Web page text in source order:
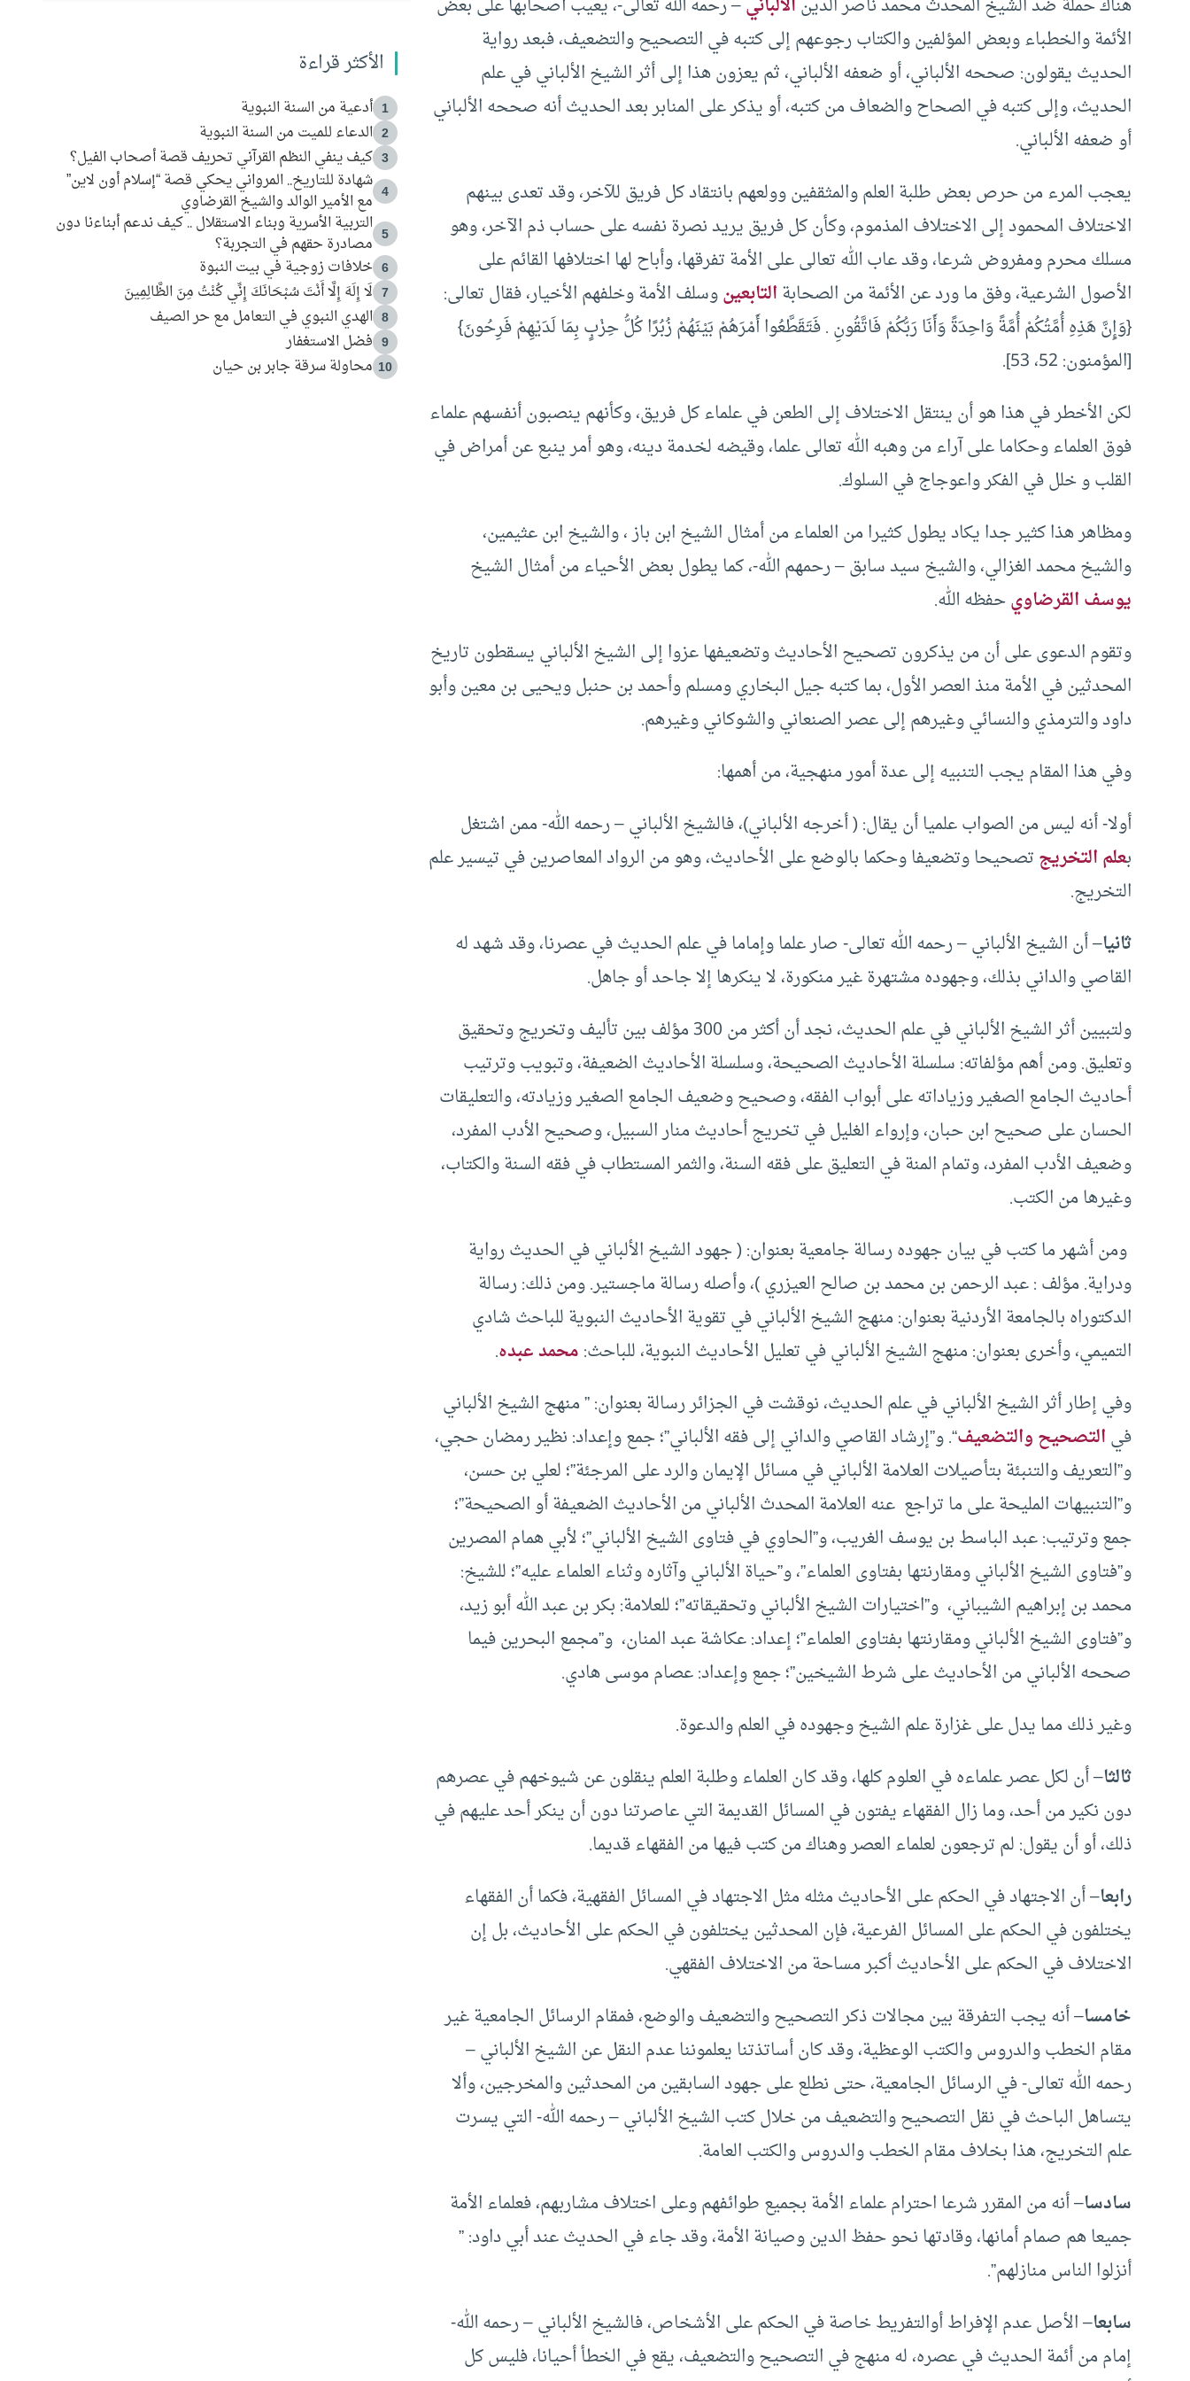
هناك حملة ضد الشيخ المحدث محمد ناصر الدينالألباني– رحمه الله تعالى-، يعيب أصحابها على بعض
الأئمة والخطباء وبعض المؤلفين والكتاب رجوعهم إلى كتبه في التصحيح والتضعيف، فبعد رواية
الحديث يقولون: صححه الألباني، أو ضعفه الألباني، ثم يعزون هذا إلى أثر الشيخ الألباني في علم
الحديث، وإلى كتبه في الصحاح والضعاف من كتبه، أو يذكر على المنابر بعد الحديث أنه صححه الألباني
أو ضعفه الألباني.
يعجب المرء من حرص بعض طلبة العلم والمثقفين وولعهم بانتقاد كل فريق للآخر، وقد تعدى بينهم
الاختلاف المحمود إلى الاختلاف المذموم، وكأن كل فريق يريد نصرة نفسه على حساب ذم الآخر، وهو
مسلك محرم ومفروض شرعا، وقد عاب الله تعالى على الأمة تفرقها، وأباح لها اختلافها القائم على
الأصول الشرعية، وفق ما ورد عن الأئمة من الصحابةالتابعينوسلف الأمة وخلفهم الأخيار، فقال تعالى:
{وَإِنَّ هَذِهِ أُمَّتُكُمْ أُمَّةً وَاحِدَةً وَأَنَا رَبُّكُمْ فَاتَّقُونِ . فَتَقَطَّعُوا أَمْرَهُمْ بَيْنَهُمْ زُبُرًا كُلُّ حِزْبٍ بِمَا لَدَيْهِمْ فَرِحُونَ}
[المؤمنون: 52، 53].
لكن الأخطر في هذا هو أن ينتقل الاختلاف إلى الطعن في علماء كل فريق، وكأنهم ينصبون أنفسهم علماء
فوق العلماء وحكاما على آراء من وهبه الله تعالى علما، وقيضه لخدمة دينه، وهو أمر ينبع عن أمراض في
القلب و خلل في الفكر واعوجاج في السلوك.
ومظاهر هذا كثير جدا يكاد يطول كثيرا من العلماء من أمثال الشيخ ابن باز ، والشيخ ابن عثيمين،
والشيخ محمد الغزالي، والشيخ سيد سابق – رحمهم الله-، كما يطول بعض الأحياء من أمثال الشيخ
يوسف القرضاويحفظه الله.
وتقوم الدعوى على أن من يذكرون تصحيح الأحاديث وتضعيفها عزوا إلى الشيخ الألباني يسقطون تاريخ
المحدثين في الأمة منذ العصر الأول، بما كتبه جيل البخاري ومسلم وأحمد بن حنبل ويحيى بن معين وأبو
داود والترمذي والنسائي وغيرهم إلى عصر الصنعاني والشوكاني وغيرهم.
وفي هذا المقام يجب التنبيه إلى عدة أمور منهجية، من أهمها:
أولا- أنه ليس من الصواب علميا أن يقال: ( أخرجه الألباني)، فالشيخ الألباني – رحمه الله- ممن اشتغل
بعلم التخريجتصحيحا وتضعيفا وحكما بالوضع على الأحاديث، وهو من الرواد المعاصرين في تيسير علم
التخريج.
ثانيا– أن الشيخ الألباني – رحمه الله تعالى- صار علما وإماما في علم الحديث في عصرنا، وقد شهد له
القاصي والداني بذلك، وجهوده مشتهرة غير منكورة، لا ينكرها إلا جاحد أو جاهل.
ولتبيين أثر الشيخ الألباني في علم الحديث، نجد أن أكثر من 300 مؤلف بين تأليف وتخريج وتحقيق
وتعليق. ومن أهم مؤلفاته: سلسلة الأحاديث الصحيحة، وسلسلة الأحاديث الضعيفة، وتبويب وترتيب
أحاديث الجامع الصغير وزياداته على أبواب الفقه، وصحيح وضعيف الجامع الصغير وزيادته، والتعليقات
الحسان على صحيح ابن حبان، وإرواء الغليل في تخريج أحاديث منار السبيل، وصحيح الأدب المفرد،
وضعيف الأدب المفرد، وتمام المنة في التعليق على فقه السنة، والثمر المستطاب في فقه السنة والكتاب،
وغيرها من الكتب.
ومن أشهر ما كتب في بيان جهوده رسالة جامعية بعنوان: ( جهود الشيخ الألباني في الحديث رواية
ودراية. مؤلف : عبد الرحمن بن محمد بن صالح العيزري )، وأصله رسالة ماجستير. ومن ذلك: رسالة
الدكتوراه بالجامعة الأردنية بعنوان: منهج الشيخ الألباني في تقوية الأحاديث النبوية للباحث شادي
التميمي، وأخرى بعنوان: منهج الشيخ الألباني في تعليل الأحاديث النبوية، للباحث:محمد عبده.
وفي إطار أثر الشيخ الألباني في علم الحديث، نوقشت في الجزائر رسالة بعنوان: ” منهج الشيخ الألباني
فيالتصحيح والتضعيف“. و”إرشاد القاصي والداني إلى فقه الألباني”؛ جمع وإعداد: نظير رمضان حجي،
و”التعريف والتنبئة بتأصيلات العلامة الألباني في مسائل الإيمان والرد على المرجئة”؛ لعلي بن حسن،
و”التنبيهات المليحة على ما تراجع عنه العلامة المحدث الألباني من الأحاديث الضعيفة أو الصحيحة”؛
جمع وترتيب: عبد الباسط بن يوسف الغريب، و”الحاوي في فتاوى الشيخ الألباني”؛ لأبي همام المصرين
و”فتاوى الشيخ الألباني ومقارنتها بفتاوى العلماء”، و”حياة الألباني وآثاره وثناء العلماء عليه”؛ للشيخ:
محمد بن إبراهيم الشيباني، و”اختيارات الشيخ الألباني وتحقيقاته”؛ للعلامة: بكر بن عبد الله أبو زيد،
و”فتاوى الشيخ الألباني ومقارنتها بفتاوى العلماء”؛ إعداد: عكاشة عبد المنان، و”مجمع البحرين فيما
صححه الألباني من الأحاديث على شرط الشيخين”؛ جمع وإعداد: عصام موسى هادي.
وغير ذلك مما يدل على غزارة علم الشيخ وجهوده في العلم والدعوة.
ثالثا– أن لكل عصر علماءه في العلوم كلها، وقد كان العلماء وطلبة العلم ينقلون عن شيوخهم في عصرهم
دون نكير من أحد، وما زال الفقهاء يفتون في المسائل القديمة التي عاصرتنا دون أن ينكر أحد عليهم في
ذلك، أو أن يقول: لم ترجعون لعلماء العصر وهناك من كتب فيها من الفقهاء قديما.
رابعا– أن الاجتهاد في الحكم على الأحاديث مثله مثل الاجتهاد في المسائل الفقهية، فكما أن الفقهاء
يختلفون في الحكم على المسائل الفرعية، فإن المحدثين يختلفون في الحكم على الأحاديث، بل إن
الاختلاف في الحكم على الأحاديث أكبر مساحة من الاختلاف الفقهي.
خامسا– أنه يجب التفرقة بين مجالات ذكر التصحيح والتضعيف والوضع، فمقام الرسائل الجامعية غير
مقام الخطب والدروس والكتب الوعظية، وقد كان أساتذتنا يعلموننا عدم النقل عن الشيخ الألباني –
رحمه الله تعالى- في الرسائل الجامعية، حتى نطلع على جهود السابقين من المحدثين والمخرجين، وألا
يتساهل الباحث في نقل التصحيح والتضعيف من خلال كتب الشيخ الألباني – رحمه الله- التي يسرت
علم التخريج، هذا بخلاف مقام الخطب والدروس والكتب العامة.
سادسا– أنه من المقرر شرعا احترام علماء الأمة بجميع طوائفهم وعلى اختلاف مشاربهم، فعلماء الأمة
جميعا هم صمام أمانها، وقادتها نحو حفظ الدين وصيانة الأمة، وقد جاء في الحديث عند أبي داود: ”
أنزلوا الناس منازلهم”.
سابعا– الأصل عدم الإفراط أوالتفريط خاصة في الحكم على الأشخاص، فالشيخ الألباني – رحمه الله-
إمام من أئمة الحديث في عصره، له منهج في التصحيح والتضعيف، يقع في الخطأ أحيانا، فليس كل
الأكثر قراءة
1 أدعية من السنة النبوية
2 الدعاء للميت من السنة النبوية
3 كيف ينفي النظم القرآني تحريف قصة أصحاب الفيل؟
4
شهادة للتاريخ.. المرواني يحكي قصة “إسلام أون لاين”
مع الأمير الوالد والشيخ القرضاوي
5
التربية الأسرية وبناء الاستقلال .. كيف ندعم أبناءنا دون
مصادرة حقهم في التجربة؟
6 خلافات زوجية في بيت النبوة
7 لَا إِلَهَ إِلَّا أَنْتَ سُبْحَانَكَ إِنِّي كُنْتُ مِنَ الظَّالِمِينَ
8 الهدي النبوي في التعامل مع حر الصيف
9 فضل الاستغفار
10 محاولة سرقة جابر بن حيان